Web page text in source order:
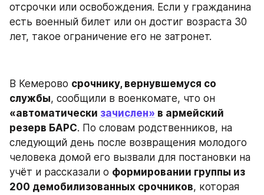
отсрочки или освобождения. Если у гражданина
есть военный билет или он достиг возраста 30
лет, такое ограничение его не затронет.
В Кемерово срочнику, вернувшемуся со
службы
«автоматически зачислен» в армейский
резерв БАРС. По словам родственников, на
следующий день после возвращения молодого
человека домой его вызвали для постановки на
учёт и рассказали о формировании группы из
200 демобилизованных срочников, которая